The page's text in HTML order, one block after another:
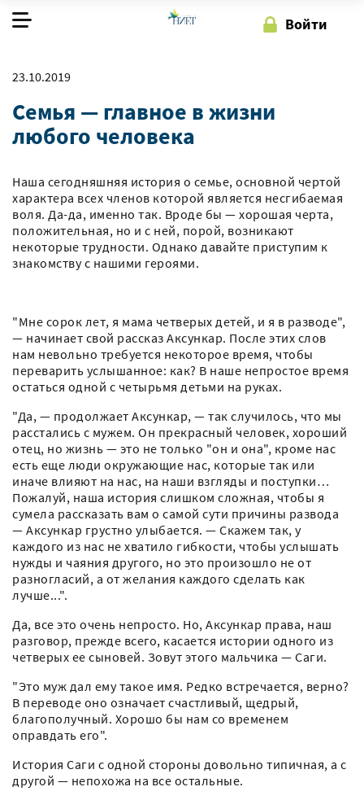
Войти
Наша работа
Как помочь
Регистрация Войти
23.10.2019
Семья — главное в жизни
любого человека
Наша сегодняшняя история о семье, основной чертой
характера всех членов которой является несгибаемая
воля. Да-да, именно так. Вроде бы — хорошая черта,
положительная, но и с ней, порой, возникают
некоторые трудности. Однако давайте приступим к
знакомству с нашими героями.
"Мне сорок лет, я мама четверых детей, и я в разводе",
— начинает свой рассказ Аксункар. После этих слов
нам невольно требуется некоторое время, чтобы
переварить услышанное: как? В наше непростое время
остаться одной с четырьмя детьми на руках.
"Да, — продолжает Аксункар, — так случилось, что мы
расстались с мужем. Он прекрасный человек, хороший
отец, но жизнь — это не только "он и она", кроме нас
есть еще люди окружающие нас, которые так или
иначе влияют на нас, на наши взгляды и поступки…
Пожалуй, наша история слишком сложная, чтобы я
сумела рассказать вам о самой сути причины развода
— Аксункар грустно улыбается. — Скажем так, у
каждого из нас не хватило гибкости, чтобы услышать
нужды и чаяния другого, но это произошло не от
разногласий, а от желания каждого сделать как
лучше...".
Да, все это очень непросто. Но, Аксункар права, наш
разговор, прежде всего, касается истории одного из
четверых ее сыновей. Зовут этого мальчика — Саги.
"Это муж дал ему такое имя. Редко встречается, верно?
В переводе оно означает счастливый, щедрый,
благополучный. Хорошо бы нам со временем
оправдать его".
История Саги с одной стороны довольно типичная, а с
другой — непохожа на все остальные.